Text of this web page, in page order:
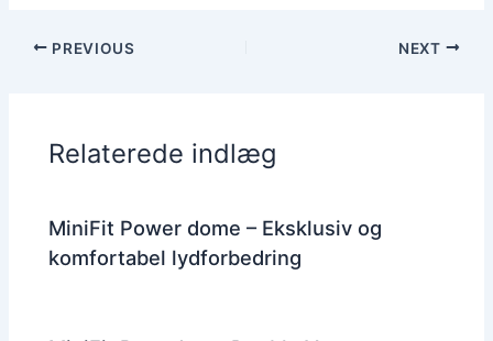
PREVIOUS NEXT
Relaterede indlæg
MiniFit Power dome – Eksklusiv og
komfortabel lydforbedring